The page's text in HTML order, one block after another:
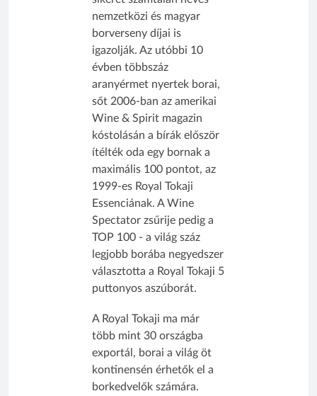
nemzetközi és magyar
borverseny díjai is
igazolják. Az utóbbi 10
évben többszáz
aranyérmet nyertek borai,
sőt 2006-ban az amerikai
Wine & Spirit magazin
kóstolásán a bírák először
ítélték oda egy bornak a
maximális 100 pontot, az
1999-es Royal Tokaji
Essenciának. A Wine
Spectator zsűrije pedig a
TOP 100 - a világ száz
legjobb borába negyedszer
választotta a Royal Tokaji 5
puttonyos aszúborát.
A Royal Tokaji ma már
több mint 30 országba
exportál, borai a világ öt
kontinensén érhetők el a
borkedvelők számára.